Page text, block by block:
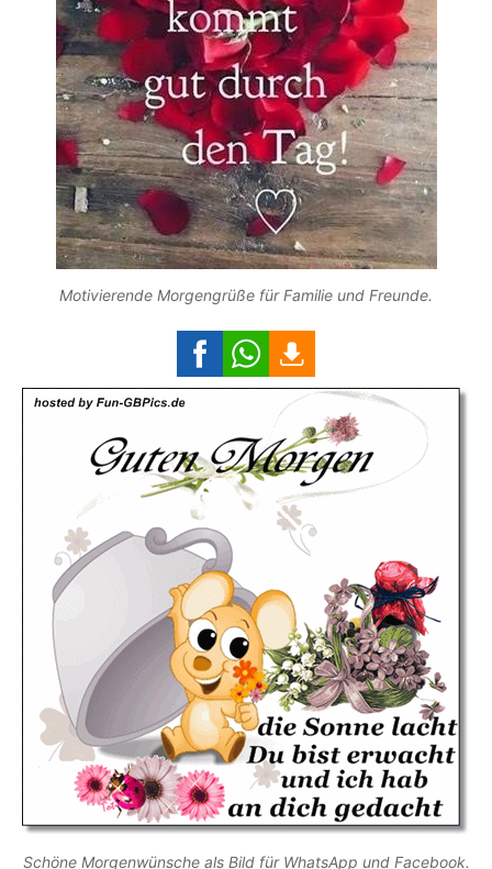
Motivierende Morgengrüße für Familie und Freunde.
Schöne Morgenwünsche als Bild für WhatsApp und Facebook.